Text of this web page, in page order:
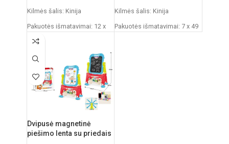
Kilmės šalis: Kinija
Pakuotės išmatavimai: 12 x
Produkto išmatavimai: 33 x
58 x 110 cm
Rekomenduojamas amžius:
nuo 3 metų
Kilmės šalis: Kinija
Pakuotės išmatavimai: 7 x 49
Dvipusė magnetinė
piešimo lenta su priedais